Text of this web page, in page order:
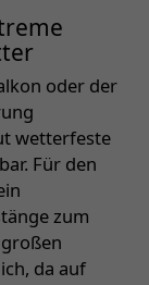
oder der
wetterfeste
Für den
zum
da auf